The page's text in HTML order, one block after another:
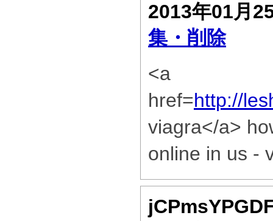
2013年01月
集・削除
<a
href=http://
viagra</a>
online in us -